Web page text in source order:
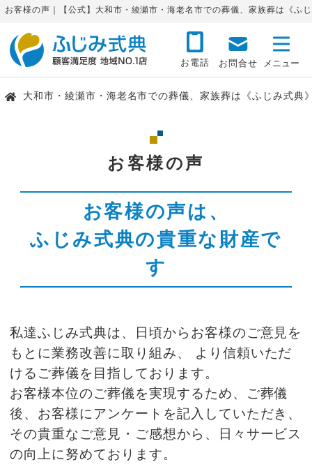
お客様の声｜【公式】大和市・綾瀬市・海老名市での葬儀、家族葬は《ふ
お電話 お問合せ
大和市・綾瀬市・海老名市での葬儀、家族葬は《ふじみ式典
お客様の声
お客様の声は、
ふじみ式典の貴重な財産で
す
私達ふじみ式典は、日頃からお客様のご意見を
もとに業務改善に取り組み、
より信頼いただ
けるご葬儀を目指しております。
お客様本位のご葬儀を実現するため、ご葬儀
後、お客様にアンケートを記入していただき、
その貴重なご意見・ご感想から、日々サービス
の向上に努めております。